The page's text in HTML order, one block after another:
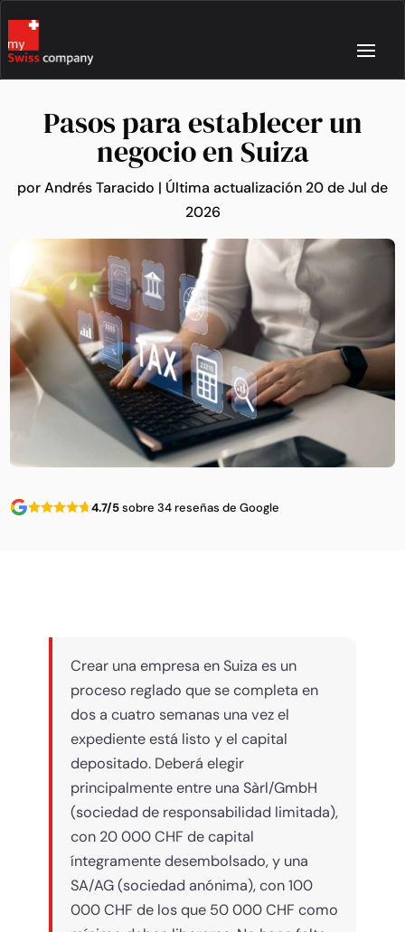
Pasos para establecer un
negocio en Suiza
porAndrés Taracido | Última actualización 20 de Jul de
2026
4.7/5sobre 34 reseñas de Google
Crear una empresa en Suiza es un
proceso reglado que se completa en
dos a cuatro semanas una vez el
expediente está listo y el capital
depositado. Deberá elegir
principalmente entre una Sàrl/GmbH
(sociedad de responsabilidad limitada),
con 20 000 CHF de capital
íntegramente desembolsado, y una
SA/AG (sociedad anónima), con 100
000 CHF de los que 50 000 CHF como